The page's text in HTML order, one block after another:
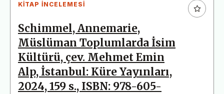
KITAP İNCELEMESI
Schimmel, Annemarie,
Müslüman Toplumlarda İsim
Kültürü, çev. Mehmet Emin
Alp, İstanbul: Küre Yayınları,
2024, 159 s., ISBN: 978-605-